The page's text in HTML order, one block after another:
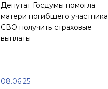
Депутат Госдумы помогла
матери погибшего участника
СВО получить страховые
выплаты
08.06.25